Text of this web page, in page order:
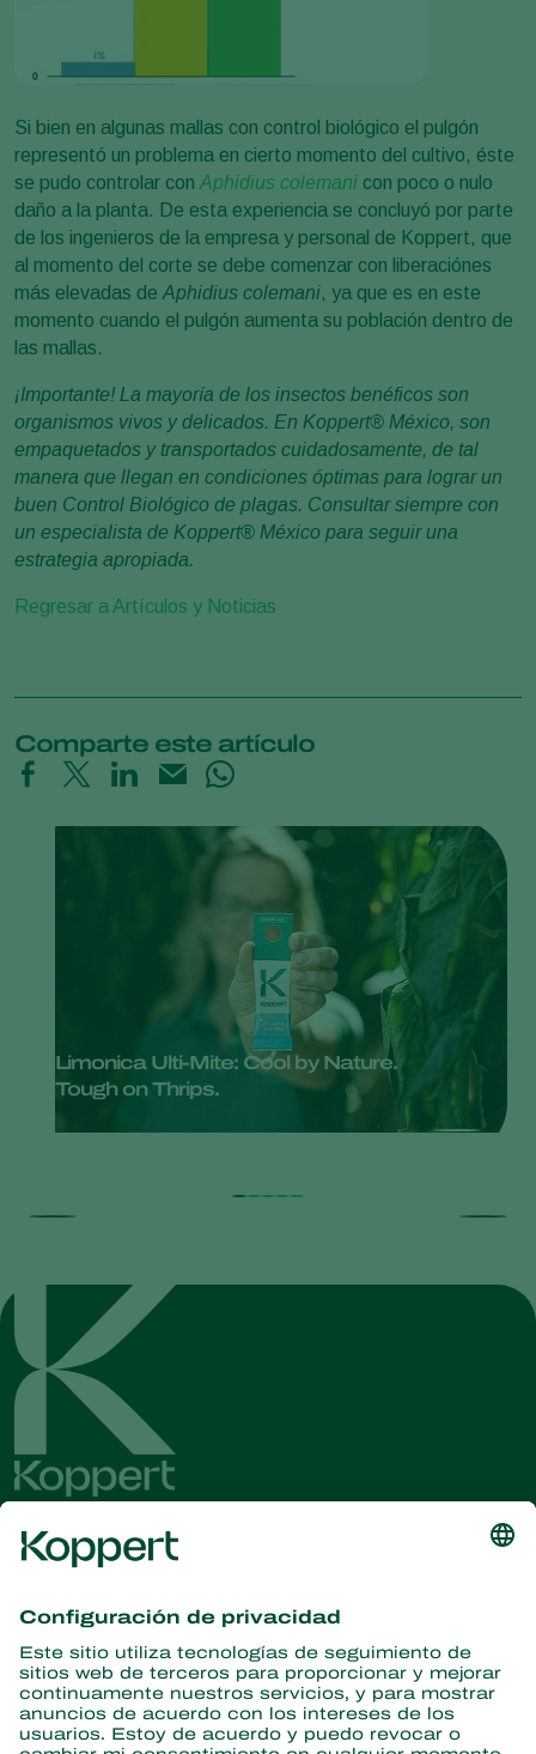
Si bien en algunas mallas con control biológico el pulgón
representó un problema en cierto momento del cultivo, éste
se pudo controlar con Aphidius colemani con poco o nulo
daño a la planta. De esta experiencia se concluyó por parte
de los ingenieros de la empresa y personal de Koppert, que
al momento del corte se debe comenzar con liberaciónes
más elevadas de Aphidius colemani, ya que es en este
momento cuando el pulgón aumenta su población dentro de
las mallas.
¡Importante! La mayoría de los insectos benéficos son
organismos vivos y delicados. En Koppert® México, son
empaquetados y transportados cuidadosamente, de tal
manera que llegan en condiciones óptimas para lograr un
buen Control Biológico de plagas. Consultar siempre con
un especialista de Koppert® México para seguir una
estrategia apropiada.
Regresar a Artículos y Noticias
Comparte este artículo
Limonica Ulti-Mite: Cool by Nature.
Tough on Thrips.
información
Suscríbase aquí
Partners with Nature